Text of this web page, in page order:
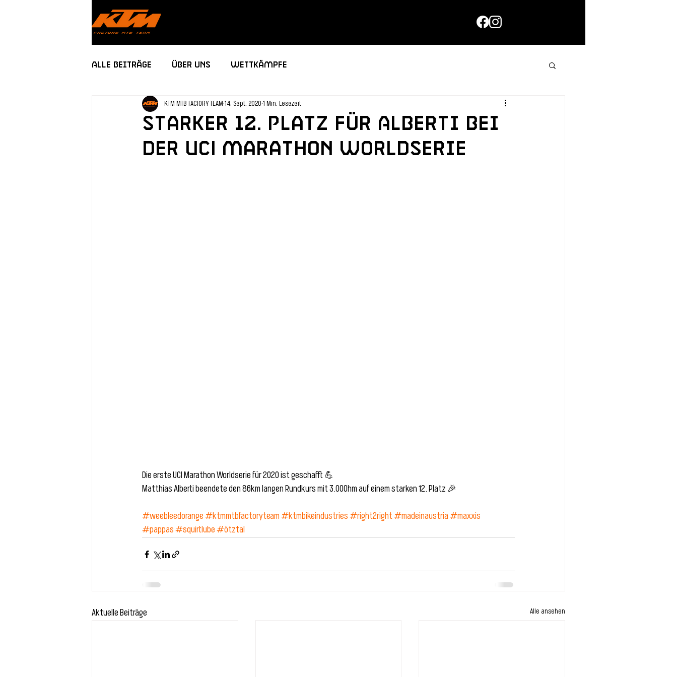
Alle Beiträge Über uns Wettkämpfe
Starker 12. Platz für Alberti bei
der UCI Marathon Worldserie
KTM MTB FACTORY TEAM 14. Sept. 2020 1 Min. Lesezeit
Die erste UCI Marathon Worldserie für 2020 ist geschafft 💪
Matthias Alberti beendete den 86km langen Rundkurs mit 3.000hm auf einem starken 12. Platz 🎉
#weebleedorange #ktmmtbfactoryteam #ktmbikeindustries #right2right#madeinaustria #maxxis
#pappas #squirtlube #ötztal
Aktuelle Beiträge Alle ansehen